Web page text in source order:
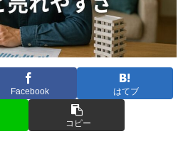
Facebook はてブ
コピー